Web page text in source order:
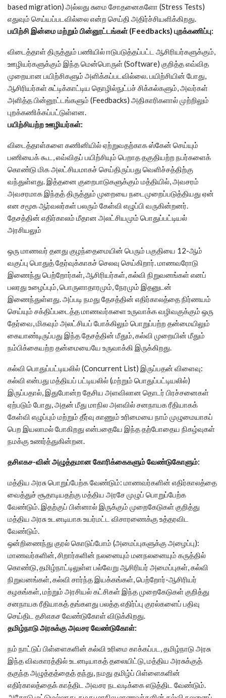
based migration) அல்லது சுமை சோதனைகளோ (Stress Tests)
எதுவும் செய்யப்படவில்லை என்ற செய்தி அதிர்ச்சியளிக்கிறது.
பயிற்சி இன்மை மற்றும் பின்னூட்டங்கள் (Feedbacks) புறக்கணிப்பு:
விடைத்தாள் திருத்தும் பணியில் ஈடுபடுத்தப்பட்ட ஆசிரியர்களுக்கும்,
ஊழியர்களுக்கும் இந்த மென்பொருள் (Software) குறித்த எவ்வித
முறையான பயிற்சிகளும் அளிக்கப்படவில்லை. பயிற்சியின் போது,
ஆசிரியர்கள் சுட்டிக்காட்டிய தொழில்நுட்பச் சிக்கல்களும், அவர்கள்
அளித்த பின்னூட்டங்களும் (Feedbacks) அதிகாரிகளால் முற்றிலும்
புறக்கணிக்கப்பட்டுள்ளன.
பயிற்சியற்ற ஊழியர்கள்:
விடைத்தாள்களை கணினியில் ஏற்றுவதற்காக ஸ்கேன் செய்யும்
பணியைக் கூட, எவ்விதப் பயிற்சியும் பெறாத தகுதியற்ற நபர்களைக்
கொண்டு மிக அலட்சியமாகச் செய்திருப்பது வெளிச்சத்திற்கு
வந்துள்ளது. இத்தனை குறைபாடுகளுக்கும் மத்தியில், அவசரம்
அவசரமாக இந்தத் திருத்தும் முறையை நடைமுறைப்படுத்தியது ஏன்
என சமூக ஆர்வலர்கள் பலரும் கேள்வி எழுப்பி வருகின்றனர்.
தேசத்தின் எதிர்காலம் மீதான அலட்சியமும் பொதுப்பட்டியல்
அரசியலும்
ஒரு மாணவர் தனது குழந்தைமையின் பெரும் பகுதியை 12-ஆம்
வகுப்பு பொதுத் தேர்வுக்காகச் செலவு செய்கிறார். மாணவரோடு
இணைந்து பெற்றோர்கள், ஆசிரியர்கள், கல்வி நிறுவனங்கள் எனப்
பலரது உழைப்பும், பொருளாதாரமும், நேரமும் இதனுடன்
இணைந்துள்ளது. அப்படி நமது தேசத்தின் எதிர்காலத்தை நிர்ணயம்
செய்யும் சக்திப்படைத்த மாணவர்களை உருவாக்க வழிவகுக்கும் ஒரு
தேர்வை, மிகவும் அலட்சியப் போக்கிலும் பொறுப்பற்ற தன்மையிலும்
கையாண்டிருப்பது இந்த தேசத்தின் மீதும், கல்வி முறையின் மீதும்
நம்பிக்கையற்ற தன்மையையே உருவாக்கி இருக்கிறது.
கல்வி பொதுப்பட்டியலில் (Concurrent List) இருப்பதன் விளைவு:
கல்வி என்பது மத்தியப் பட்டியலில் (மற்றும் பொதுப்பட்டியலில்)
இருப்பதால், இதுபோன்ற தேசிய அளவிலான தொடர் பிரச்சனைகள்
ஏற்படும் போது, அதன் மீது மாநில அளவில் சனநாயக ரீதியாகக்
கேள்வி எழுப்பும் மற்றும் தீர்வு காணும் உரிமையை நாம் முழுமையாகப்
பெற இயலாமல் போகிறது என்பதையே இந்த தற்போதைய நிகழ்வுகள்
நமக்கு உணர்த்துகின்றன.
தசிஎகச-வின் அழுத்தமான கோரிக்கைகளும் வேண்டுகோளும்:
மத்திய அரசு பொறுப்பேற்க வேண்டும்: மாணவர்களின் எதிர்காலத்தை
வைத்துச் சூதாடியதற்கு மத்திய அரசே முழுப் பொறுப்பேற்க
வேண்டும். இதற்குப் பின்னால் இருக்கும் முறைகேடுகள் குறித்து
மத்திய அரசு உடனடியாக உயர்மட்ட விசாரணைக்கு உத்தரவிட
வேண்டும்.
ஒன்றிணைந்து குரல் கொடுப்போம் (அமைப்புகளுக்கு அழைப்பு):
மாணவர்களின், சிறார்களின் நலனையும் மனநலனையும் கருத்தில்
கொண்டு, தமிழ்நாட்டிலுள்ள பல்வேறு ஆசிரியர் அமைப்புகள், கல்வி
நிறுவனங்கள், கல்வி சார்ந்த இயக்கங்கள், பெற்றோர்-ஆசிரியர்
கழகங்கள், மற்றும் அரசியல் கட்சிகள் இந்த முறைகேடுகள் குறித்து
சனநாயக ரீதியாகத் தங்களது பலத்த எதிர்ப்பு குரல்களைப் பதிவு
செய்திட தசிஎகச வேண்டுகோள் விடுக்கிறது.
தமிழ்நாடு அரசுக்கு அவசர வேண்டுகோள்:
நம் நாட்டுப் பிள்ளைகளின் கல்வி உரிமை காக்கப்பட, தமிழ்நாடு அரசு
இந்த விவகாரத்தில் உடனடியாகத் தலையிட்டு, மத்திய அரசுக்குத்
தகுந்த அழுத்தத்தைத் தந்து, நமது தமிழ்ப் பிள்ளைகளின்
எதிர்காலத்தைக் காத்திட அவசர நடவடிக்கை எடுத்திட வேண்டும்.